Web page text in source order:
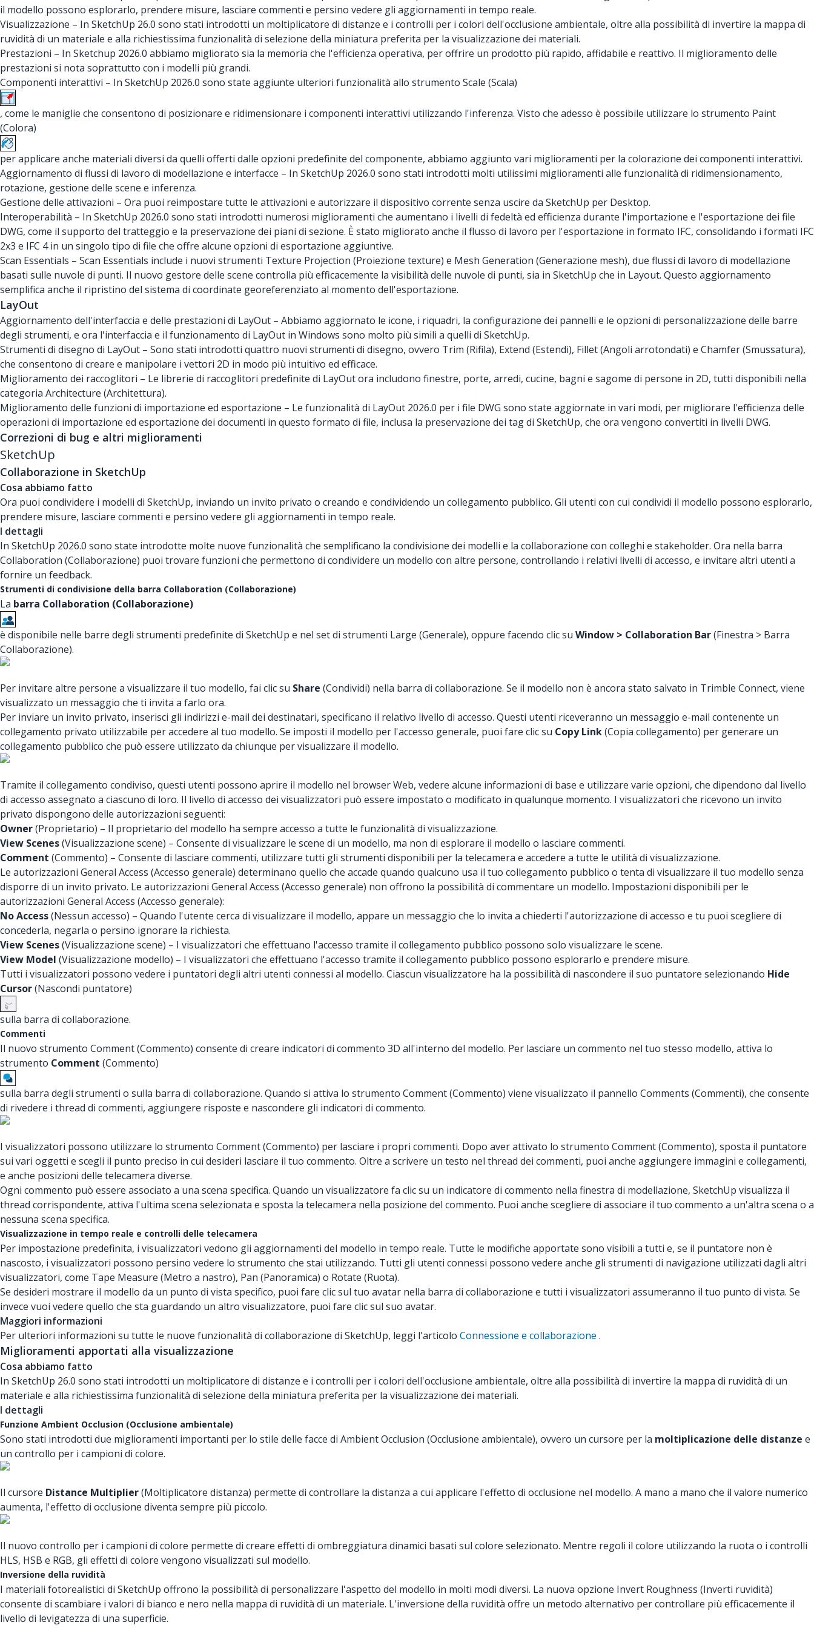
il modello possono esplorarlo, prendere misure, lasciare commenti e persino vedere gli aggiornamenti in tempo reale.
Visualizzazione – In SketchUp 26.0 sono stati introdotti un moltiplicatore di distanze e i controlli per i colori dell'occlusione ambientale, oltre alla possibilità di invertire la mappa di
ruvidità di un materiale e alla richiestissima funzionalità di selezione della miniatura preferita per la visualizzazione dei materiali.
Prestazioni – In Sketchup 2026.0 abbiamo migliorato sia la memoria che l'efficienza operativa, per offrire un prodotto più rapido, affidabile e reattivo. Il miglioramento delle
prestazioni si nota soprattutto con i modelli più grandi.
Componenti interattivi – In SketchUp 2026.0 sono state aggiunte ulteriori funzionalità allo strumento Scale (Scala)
, come le maniglie che consentono di posizionare e ridimensionare i componenti interattivi utilizzando l'inferenza. Visto che adesso è possibile utilizzare lo strumento Paint
(Colora)
per applicare anche materiali diversi da quelli offerti dalle opzioni predefinite del componente, abbiamo aggiunto vari miglioramenti per la colorazione dei componenti interattivi.
Aggiornamento di flussi di lavoro di modellazione e interfacce – In SketchUp 2026.0 sono stati introdotti molti utilissimi miglioramenti alle funzionalità di ridimensionamento,
rotazione, gestione delle scene e inferenza.
Gestione delle attivazioni – Ora puoi reimpostare tutte le attivazioni e autorizzare il dispositivo corrente senza uscire da SketchUp per Desktop.
Interoperabilità – In SketchUp 2026.0 sono stati introdotti numerosi miglioramenti che aumentano i livelli di fedeltà ed efficienza durante l'importazione e l'esportazione dei file
DWG, come il supporto del tratteggio e la preservazione dei piani di sezione. È stato migliorato anche il flusso di lavoro per l'esportazione in formato IFC, consolidando i formati IFC
2x3 e IFC 4 in un singolo tipo di file che offre alcune opzioni di esportazione aggiuntive.
Scan Essentials – Scan Essentials include i nuovi strumenti Texture Projection (Proiezione texture) e Mesh Generation (Generazione mesh), due flussi di lavoro di modellazione
basati sulle nuvole di punti. Il nuovo gestore delle scene controlla più efficacemente la visibilità delle nuvole di punti, sia in SketchUp che in Layout. Questo aggiornamento
semplifica anche il ripristino del sistema di coordinate georeferenziato al momento dell'esportazione.
LayOut
Aggiornamento dell'interfaccia e delle prestazioni di LayOut – Abbiamo aggiornato le icone, i riquadri, la configurazione dei pannelli e le opzioni di personalizzazione delle barre
degli strumenti, e ora l'interfaccia e il funzionamento di LayOut in Windows sono molto più simili a quelli di SketchUp.
Strumenti di disegno di LayOut – Sono stati introdotti quattro nuovi strumenti di disegno, ovvero Trim (Rifila), Extend (Estendi), Fillet (Angoli arrotondati) e Chamfer (Smussatura),
che consentono di creare e manipolare i vettori 2D in modo più intuitivo ed efficace.
Miglioramento dei raccoglitori – Le librerie di raccoglitori predefinite di LayOut ora includono finestre, porte, arredi, cucine, bagni e sagome di persone in 2D, tutti disponibili nella
categoria Architecture (Architettura).
Miglioramento delle funzioni di importazione ed esportazione – Le funzionalità di LayOut 2026.0 per i file DWG sono state aggiornate in vari modi, per migliorare l'efficienza delle
operazioni di importazione ed esportazione dei documenti in questo formato di file, inclusa la preservazione dei tag di SketchUp, che ora vengono convertiti in livelli DWG.
Correzioni di bug e altri miglioramenti
SketchUp
Collaborazione in SketchUp
Cosa abbiamo fatto
Ora puoi condividere i modelli di SketchUp, inviando un invito privato o creando e condividendo un collegamento pubblico. Gli utenti con cui condividi il modello possono esplorarlo,
prendere misure, lasciare commenti e persino vedere gli aggiornamenti in tempo reale.
I dettagli
In SketchUp 2026.0 sono state introdotte molte nuove funzionalità che semplificano la condivisione dei modelli e la collaborazione con colleghi e stakeholder. Ora nella barra
Collaboration (Collaborazione) puoi trovare funzioni che permettono di condividere un modello con altre persone, controllando i relativi livelli di accesso, e invitare altri utenti a
fornire un feedback.
Strumenti di condivisione della barra Collaboration (Collaborazione)
La barra Collaboration (Collaborazione)
è disponibile nelle barre degli strumenti predefinite di SketchUp e nel set di strumenti Large (Generale), oppure facendo clic su Window > Collaboration Bar(Finestra > Barra
Collaborazione).
Per invitare altre persone a visualizzare il tuo modello, fai clic su Share (Condividi) nella barra di collaborazione. Se il modello non è ancora stato salvato in Trimble Connect, viene
visualizzato un messaggio che ti invita a farlo ora.
Per inviare un invito privato, inserisci gli indirizzi e-mail dei destinatari, specificano il relativo livello di accesso. Questi utenti riceveranno un messaggio e-mail contenente un
collegamento privato utilizzabile per accedere al tuo modello. Se imposti il modello per l'accesso generale, puoi fare clic su Copy Link(Copia collegamento) per generare un
collegamento pubblico che può essere utilizzato da chiunque per visualizzare il modello.
Tramite il collegamento condiviso, questi utenti possono aprire il modello nel browser Web, vedere alcune informazioni di base e utilizzare varie opzioni, che dipendono dal livello
di accesso assegnato a ciascuno di loro. Il livello di accesso dei visualizzatori può essere impostato o modificato in qualunque momento. I visualizzatori che ricevono un invito
privato dispongono delle autorizzazioni seguenti:
Owner(Proprietario) – Il proprietario del modello ha sempre accesso a tutte le funzionalità di visualizzazione.
View Scenes(Visualizzazione scene) – Consente di visualizzare le scene di un modello, ma non di esplorare il modello o lasciare commenti.
Comment (Commento) – Consente di lasciare commenti, utilizzare tutti gli strumenti disponibili per la telecamera e accedere a tutte le utilità di visualizzazione.
Le autorizzazioni General Access (Accesso generale) determinano quello che accade quando qualcuno usa il tuo collegamento pubblico o tenta di visualizzare il tuo modello senza
disporre di un invito privato. Le autorizzazioni General Access (Accesso generale) non offrono la possibilità di commentare un modello. Impostazioni disponibili per le
autorizzazioni General Access (Accesso generale):
No Access(Nessun accesso) – Quando l'utente cerca di visualizzare il modello, appare un messaggio che lo invita a chiederti l'autorizzazione di accesso e tu puoi scegliere di
concederla, negarla o persino ignorare la richiesta.
View Scenes(Visualizzazione scene) – I visualizzatori che effettuano l'accesso tramite il collegamento pubblico possono solo visualizzare le scene.
View Model (Visualizzazione modello) – I visualizzatori che effettuano l'accesso tramite il collegamento pubblico possono esplorarlo e prendere misure.
Tutti i visualizzatori possono vedere i puntatori degli altri utenti connessi al modello. Ciascun visualizzatore ha la possibilità di nascondere il suo puntatore selezionando Hide
Cursor(Nascondi puntatore)
sulla barra di collaborazione.
Commenti
Il nuovo strumento Comment (Commento) consente di creare indicatori di commento 3D all'interno del modello. Per lasciare un commento nel tuo stesso modello, attiva lo
strumento Comment (Commento)
sulla barra degli strumenti o sulla barra di collaborazione. Quando si attiva lo strumento Comment (Commento) viene visualizzato il pannello Comments (Commenti), che consente
di rivedere i thread di commenti, aggiungere risposte e nascondere gli indicatori di commento.
I visualizzatori possono utilizzare lo strumento Comment (Commento) per lasciare i propri commenti. Dopo aver attivato lo strumento Comment (Commento), sposta il puntatore
sui vari oggetti e scegli il punto preciso in cui desideri lasciare il tuo commento. Oltre a scrivere un testo nel thread dei commenti, puoi anche aggiungere immagini e collegamenti,
e anche posizioni delle telecamera diverse.
Ogni commento può essere associato a una scena specifica. Quando un visualizzatore fa clic su un indicatore di commento nella finestra di modellazione, SketchUp visualizza il
thread corrispondente, attiva l'ultima scena selezionata e sposta la telecamera nella posizione del commento. Puoi anche scegliere di associare il tuo commento a un'altra scena o a
nessuna scena specifica.
Visualizzazione in tempo reale e controlli delle telecamera
Per impostazione predefinita, i visualizzatori vedono gli aggiornamenti del modello in tempo reale. Tutte le modifiche apportate sono visibili a tutti e, se il puntatore non è
nascosto, i visualizzatori possono persino vedere lo strumento che stai utilizzando. Tutti gli utenti connessi possono vedere anche gli strumenti di navigazione utilizzati dagli altri
visualizzatori, come Tape Measure (Metro a nastro), Pan (Panoramica) o Rotate (Ruota).
Se desideri mostrare il modello da un punto di vista specifico, puoi fare clic sul tuo avatar nella barra di collaborazione e tutti i visualizzatori assumeranno il tuo punto di vista. Se
invece vuoi vedere quello che sta guardando un altro visualizzatore, puoi fare clic sul suo avatar.
Maggiori informazioni
Per ulteriori informazioni su tutte le nuove funzionalità di collaborazione di SketchUp, leggi l'articolo Connessione e collaborazione .
Miglioramenti apportati alla visualizzazione
Cosa abbiamo fatto
In SketchUp 26.0 sono stati introdotti un moltiplicatore di distanze e i controlli per i colori dell'occlusione ambientale, oltre alla possibilità di invertire la mappa di ruvidità di un
materiale e alla richiestissima funzionalità di selezione della miniatura preferita per la visualizzazione dei materiali.
I dettagli
Funzione Ambient Occlusion (Occlusione ambientale)
Sono stati introdotti due miglioramenti importanti per lo stile delle facce di Ambient Occlusion (Occlusione ambientale), ovvero un cursore per la moltiplicazione delle distanze e
un controllo per i campioni di colore.
Il cursore Distance Multiplier(Moltiplicatore distanza) permette di controllare la distanza a cui applicare l'effetto di occlusione nel modello. A mano a mano che il valore numerico
aumenta, l'effetto di occlusione diventa sempre più piccolo.
Il nuovo controllo per i campioni di colore permette di creare effetti di ombreggiatura dinamici basati sul colore selezionato. Mentre regoli il colore utilizzando la ruota o i controlli
HLS, HSB e RGB, gli effetti di colore vengono visualizzati sul modello.
Inversione della ruvidità
I materiali fotorealistici di SketchUp offrono la possibilità di personalizzare l'aspetto del modello in molti modi diversi. La nuova opzione Invert Roughness (Inverti ruvidità)
consente di scambiare i valori di bianco e nero nella mappa di ruvidità di un materiale. L'inversione della ruvidità offre un metodo alternativo per controllare più efficacemente il
livello di levigatezza di una superficie.